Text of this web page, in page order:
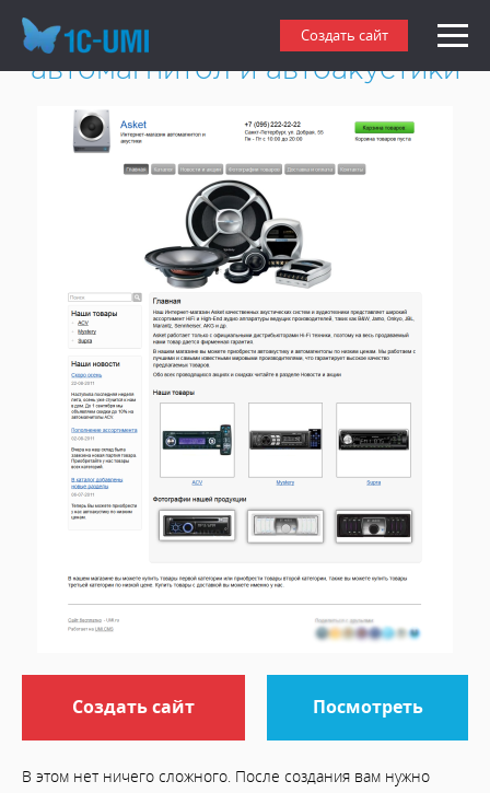
Создать сайт
Создать интернет-магазин
автомагнитол и автоакустики
Создать сайт Посмотреть
В этом нет ничего сложного. После создания вам нужно